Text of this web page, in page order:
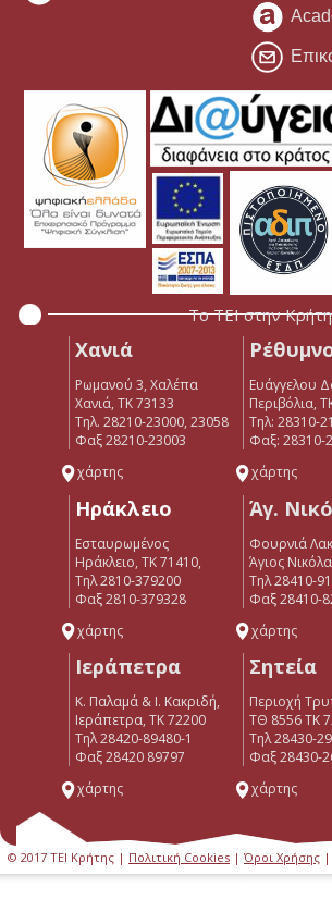
Το ΤΕΙ στην Κρήτη
Χανιά
Ρωμανού 3, Χαλέπα
Χανιά, ΤΚ 73133
Τηλ. 28210-23000, 23058
Φαξ 28210-23003
χάρτης
Ευάγγελου
Περιβόλια,
Tηλ: 28310-
Φαξ: 28310-
χάρτης
Ηράκλειο
Εσταυρωμένος
Ηράκλειο, ΤΚ 71410,
Τηλ 2810-379200
Φαξ 2810-379328
χάρτης
Άγ.
Φουρνιά
Άγιος
Τηλ 28410-
Φαξ 28410-
χάρτης
Ιεράπετρα
Κ. Παλαμά & Ι. Κακριδή,
Ιεράπετρα, ΤΚ 72200
Tηλ 28420-89480-1
Φαξ 28420 89797
χάρτης
Σητεία
Περιοχή
ΤΘ 8556 ΤΚ
Τηλ 28430-
Φαξ 28430-
χάρτης
© 2017 ΤΕΙ Κρήτης | Πολιτική Cookies | Όροι Χρήσης